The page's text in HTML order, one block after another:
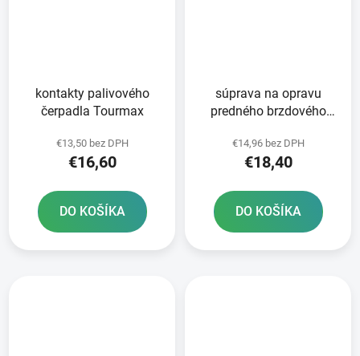
kontakty palivového
čerpadla Tourmax
€13,50 bez DPH
€16,60
DO KOŠÍKA
súprava na opravu
predného brzdového
€14,96 bez DPH
€18,40
DO KOŠÍKA